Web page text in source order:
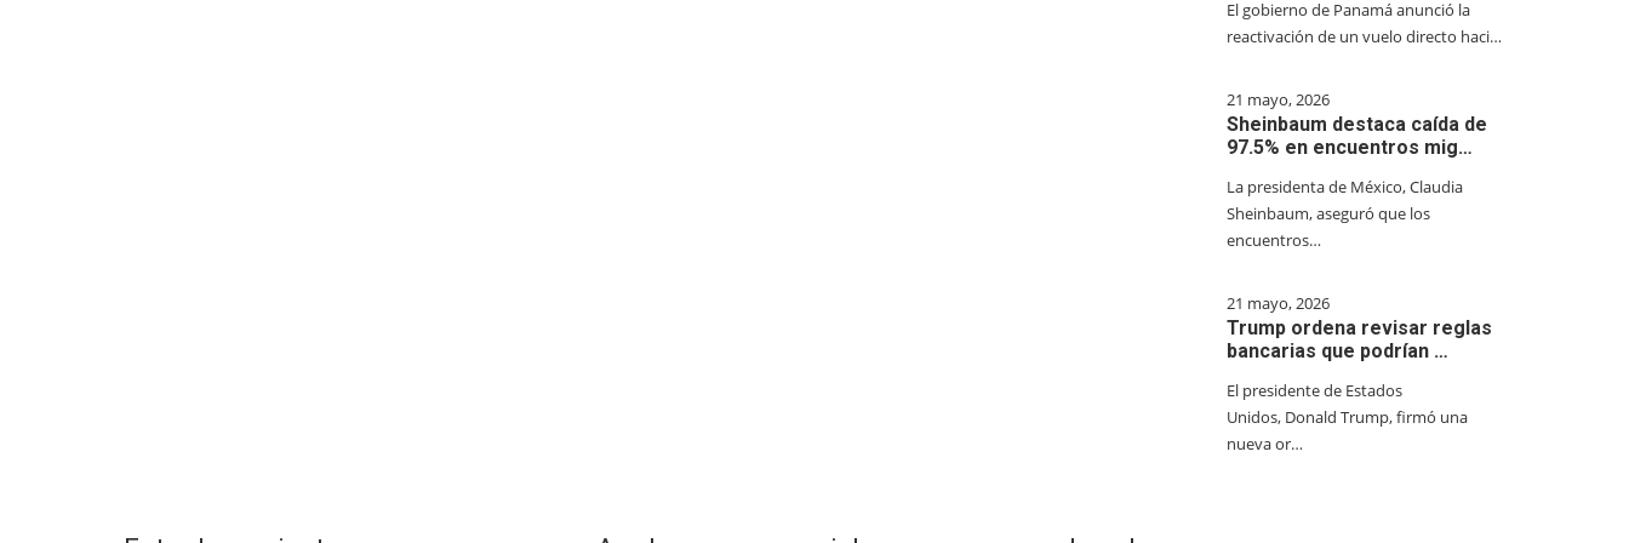
El gobierno de Panamá anunció la
reactivación de un vuelo directo haci…
21 mayo, 2026
Sheinbaum destaca caída de
97.5% en encuentros mig…
La presidenta de México, Claudia
Sheinbaum, aseguró que los
encuentros…
21 mayo, 2026
Trump ordena revisar reglas
bancarias que podrían …
El presidente de Estados
Unidos, Donald Trump, firmó una
nueva or…